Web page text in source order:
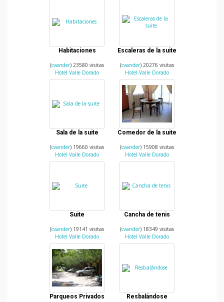
Habitaciones
(cvander) 23580 visitas
Hotel Valle Dorado
Escaleras de la suite
(cvander) 20276 visitas
Hotel Valle Dorado
Sala de la suite
(cvander) 19660 visitas
Hotel Valle Dorado
Comedor de la suite
(cvander) 15908 visitas
Hotel Valle Dorado
Suite
(cvander) 19141 visitas
Hotel Valle Dorado
Cancha de tenis
(cvander) 18349 visitas
Hotel Valle Dorado
Parqueos Privados Resbalándose